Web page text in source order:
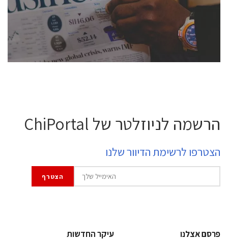
professional experts, and senior executives.
לחץ לפרטים
הרשמה לניוזלטר של ChiPortal
הצטרפו לרשימת הדיוור שלנו
פרסם אצלנו
עיקר החדשות